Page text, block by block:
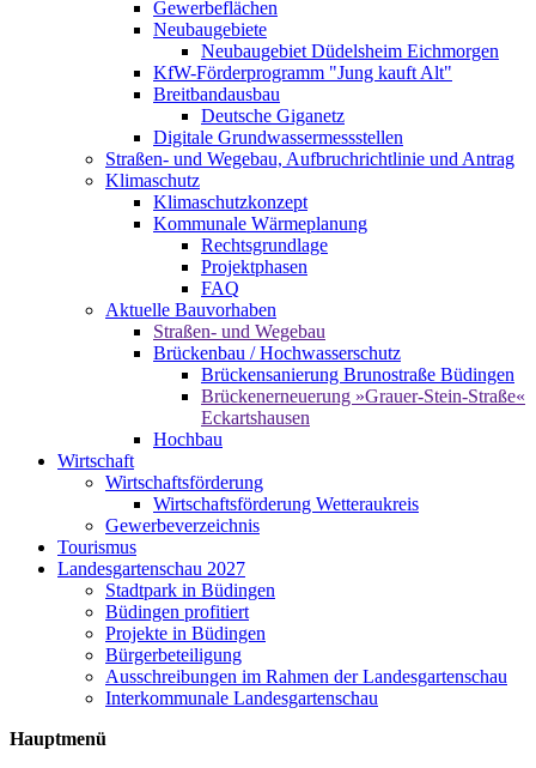
Gewerbeflächen
Neubaugebiete
Neubaugebiet Düdelsheim Eichmorgen
KfW-Förderprogramm "Jung kauft Alt"
Breitbandausbau
Deutsche Giganetz
Digitale Grundwassermessstellen
Straßen- und Wegebau, Aufbruchrichtlinie und Antrag
Klimaschutz
Klimaschutzkonzept
Kommunale Wärmeplanung
Rechtsgrundlage
Projektphasen
FAQ
Aktuelle Bauvorhaben
Straßen- und Wegebau
Brückenbau / Hochwasserschutz
Brückensanierung Brunostraße Büdingen
Brückenerneuerung »Grauer-Stein-Straße«
Eckartshausen
Hochbau
Wirtschaft
Wirtschaftsförderung
Wirtschaftsförderung Wetteraukreis
Gewerbeverzeichnis
Tourismus
Landesgartenschau 2027
Stadtpark in Büdingen
Büdingen profitiert
Projekte in Büdingen
Bürgerbeteiligung
Ausschreibungen im Rahmen der Landesgartenschau
Interkommunale Landesgartenschau
Hauptmenü